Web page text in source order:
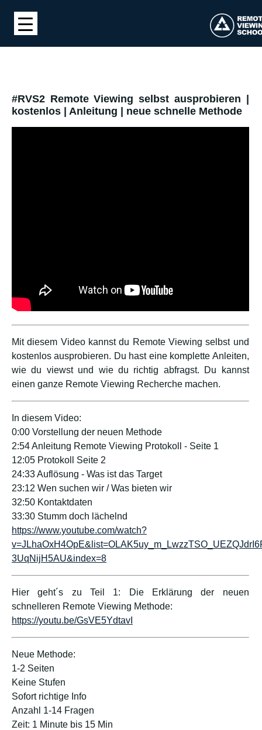
#RVS2 Remote Viewing selbst ausprobieren |
kostenlos | Anleitung | neue schnelle Methode
Mit diesem Video kannst du Remote Viewing selbst und
kostenlos ausprobieren. Du hast eine komplette Anleiten,
wie du viewst und wie du richtig abfragst. Du kannst
einen ganze Remote Viewing Recherche machen.
In diesem Video:
0:00 Vorstellung der neuen Methode
2:54 Anleitung Remote Viewing Protokoll - Seite 1
12:05 Protokoll Seite 2
24:33 Auflösung - Was ist das Target
23:12 Wen suchen wir / Was bieten wir
32:50 Kontaktdaten
33:30 Stumm doch lächelnd
https://www.youtube.com/watch?
3UqNijH5AU&index=8
Hier geht´s zu Teil 1: Die Erklärung der neuen
schnelleren Remote Viewing Methode:
https://youtu.be/GsVE5YdtavI
Neue Methode:
1-2 Seiten
Keine Stufen
Sofort richtige Info
Anzahl 1-14 Fragen
Zeit: 1 Minute bis 15 Min